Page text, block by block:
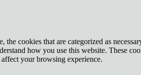
cookies that are categorized as
how you use this website. These
your browsing experience.